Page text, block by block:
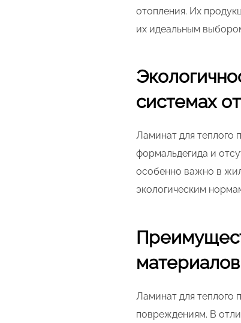
отопления. Их
их идеальным
системах
Ламинат для теплого
формальдегида и
особенно важно в
экологическим
материалов
Ламинат для теплого
повреждениям. В